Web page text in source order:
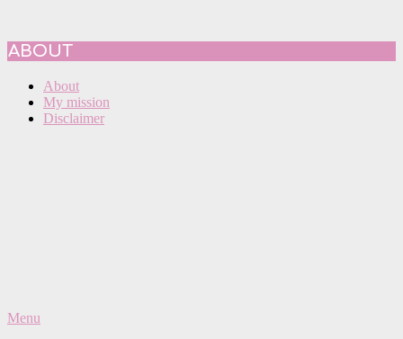
ABOUT
About
My mission
Disclaimer
Primary
Menu